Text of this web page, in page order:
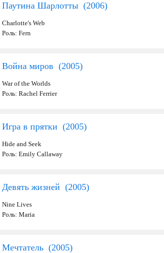
Паутина Шарлотты (2006)
Charlotte's Web
Роль: Fern
Война миров (2005)
War of the Worlds
Роль: Rachel Ferrier
Игра в прятки (2005)
Hide and Seek
Роль: Emily Callaway
Девять жизней (2005)
Nine Lives
Роль: Maria
Мечтатель (2005)